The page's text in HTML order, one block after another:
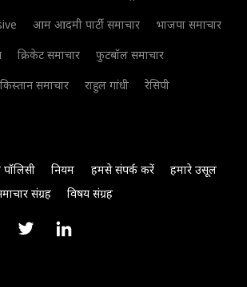
आम आदमी पार्टी समाचार
भाजपा समाचार
क्रिकेट समाचार
फुटबॉल समाचार
समाचार राहुल गांधी
रेसिपी
पॉलिसी नियम हमसे संपर्क करें
हमारे उसूल
संग्रह विषय संग्रह